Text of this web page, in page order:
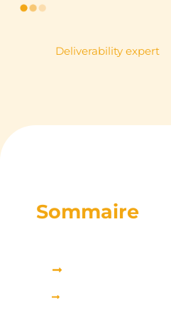
Deliverability expert
Sommaire